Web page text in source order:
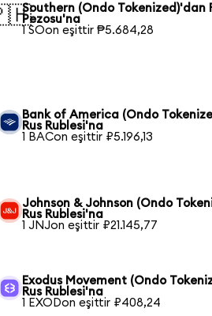
Southern (Ondo Tokenized)'dan
Pezosu'na
1 SOon eşittir ₱5.684,28
Bank of America (Ondo
Rus Rublesi'na
1 BACon eşittir ₽5.196,13
Johnson & Johnson (Ondo
Rus Rublesi'na
1 JNJon eşittir ₽21.145,77
Exodus Movement (Ondo
Rus Rublesi'na
1 EXODon eşittir ₽408,24